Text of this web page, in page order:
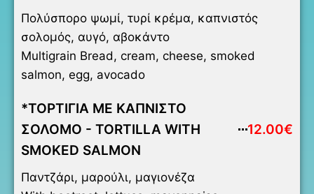
Πολύσπορο ψωμί, τυρί κρέμα, καπνιστός
σολομός, αυγό, αβοκάντο
Multigrain Bread, cream, cheese, smoked
salmon, egg, avocado
*ΤΟΡΤΙΓΙΑ ΜΕ ΚΑΠΝΙΣΤΟ
ΣΟΛΟΜΟ - TORTILLA WITH
SMOKED SALMON
12.00€
Παντζάρι, μαρούλι, μαγιονέζα